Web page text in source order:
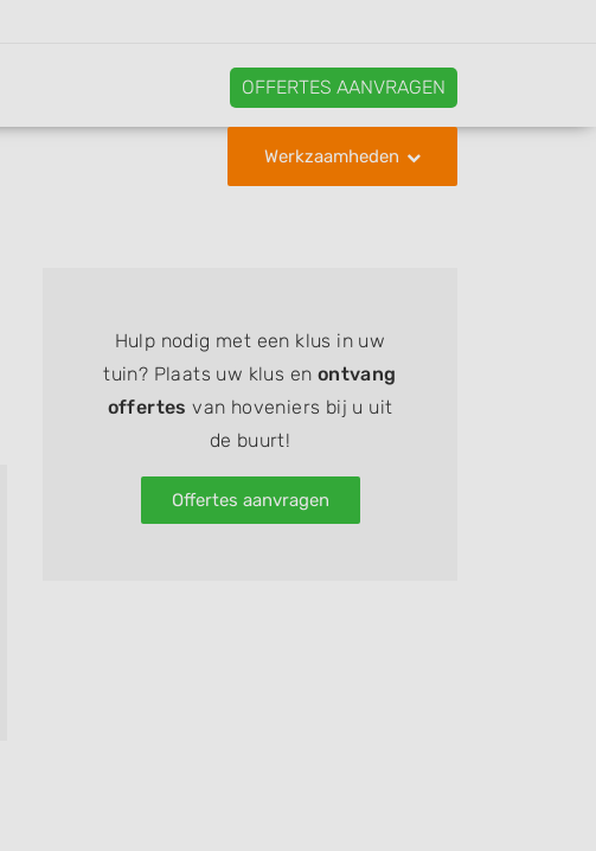
OFFERTES AANVRAGEN
Werkzaamheden
Hulp nodig met een klus in uw
tuin? Plaats uw klus en ontvang
offertes van hoveniers bij u uit
de buurt!
Offertes aanvragen